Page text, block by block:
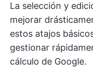
La selección y
mejorar
estos atajos
gestionar
cálculo de Google.